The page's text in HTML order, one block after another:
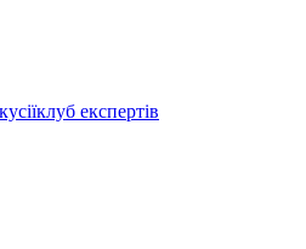
клуб експертів